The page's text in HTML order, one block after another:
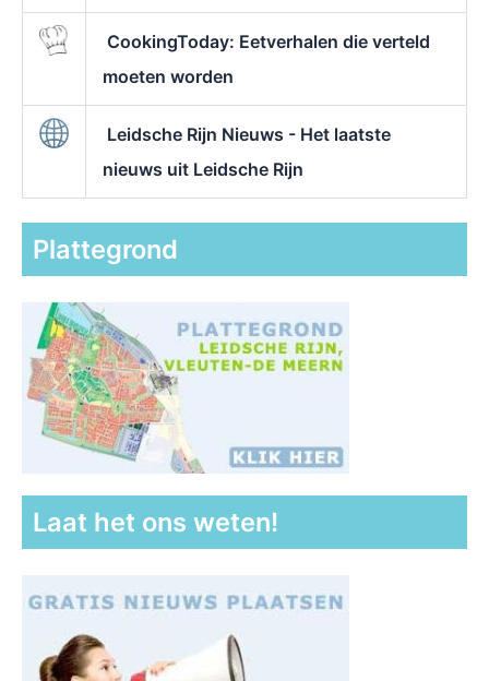
CookingToday: Eetverhalen die verteld
moeten worden
Leidsche Rijn Nieuws - Het laatste
nieuws uit Leidsche Rijn
Plattegrond
Laat het ons weten!